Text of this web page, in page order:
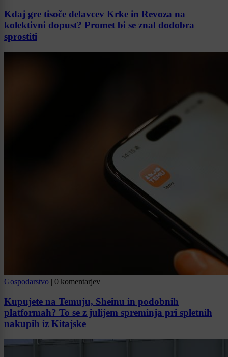
Kdaj gre tisoče delavcev Krke in Revoza na
kolektivni dopust? Promet bi se znal dodobra
sprostiti
Gospodarstvo | 0 komentarjev
Kupujete na Temuju, Sheinu in podobnih
platformah? To se z julijem spreminja pri spletnih
nakupih iz Kitajske